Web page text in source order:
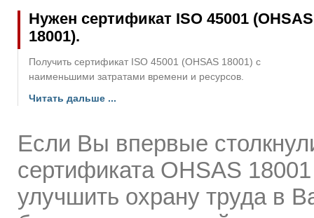
Нужен сертификат ISO 45001 (OHSAS
18001).
Получить сертификат ISO 45001 (OHSAS 18001) с
наименьшими затратами времени и ресурсов.
Читать дальше ...
Если Вы впервые
сертификата OHSAS
улучшить охрану труда в